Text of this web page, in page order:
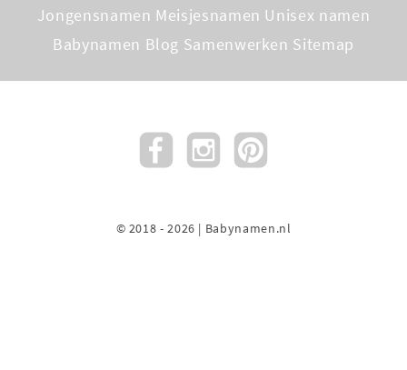
Jongensnamen Meisjesnamen Unisex namen
Babynamen Blog Samenwerken Sitemap
© 2018 - 2026 | Babynamen.nl